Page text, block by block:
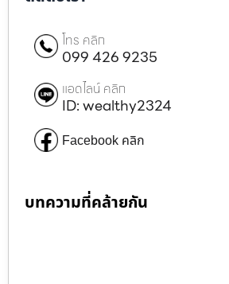
โทร คลิก
099 426 9235
แอดไลน์ คลิก
ID: wealthy2324
Facebook คลิก
บทความที่คล้ายกัน